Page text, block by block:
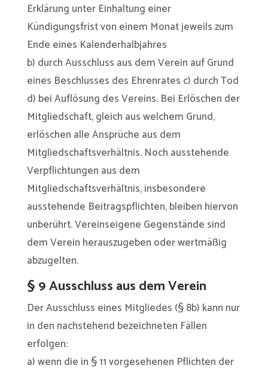
Erklärung unter Einhaltung einer
Kündigungsfrist von einem Monat jeweils zum
Ende eines Kalenderhalbjahres
b) durch Ausschluss aus dem Verein auf Grund
eines Beschlusses des Ehrenrates c) durch Tod
d) bei Auflösung des Vereins. Bei Erlöschen der
Mitgliedschaft, gleich aus welchem Grund,
erlöschen alle Ansprüche aus dem
Mitgliedschaftsverhältnis. Noch ausstehende
Verpflichtungen aus dem
Mitgliedschaftsverhältnis, insbesondere
ausstehende Beitragspflichten, bleiben hiervon
unberührt. Vereinseigene Gegenstände sind
dem Verein herauszugeben oder wertmäßig
abzugelten.
§ 9 Ausschluss aus dem Verein
Der Ausschluss eines Mitgliedes (§ 8b) kann nur
in den nachstehend bezeichneten Fällen
erfolgen:
a) wenn die in § 11 vorgesehenen Pflichten der